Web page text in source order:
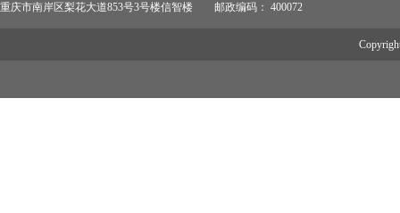
重庆市南岸区梨花大道853号3号楼信智楼 邮政编码： 400072